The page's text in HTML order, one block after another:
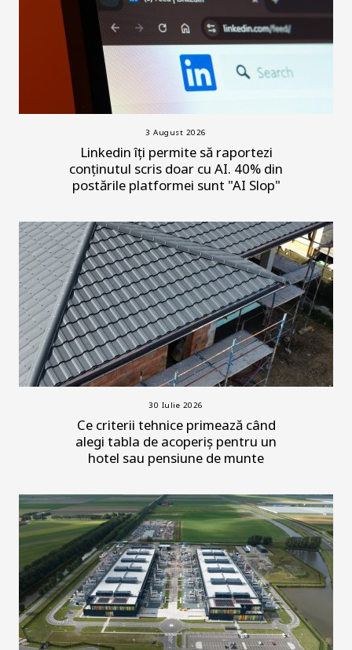
3 August 2026
Linkedin îți permite să raportezi
conținutul scris doar cu AI. 40% din
postările platformei sunt "AI Slop"
30 Iulie 2026
Ce criterii tehnice primează când
alegi tabla de acoperiș pentru un
hotel sau pensiune de munte